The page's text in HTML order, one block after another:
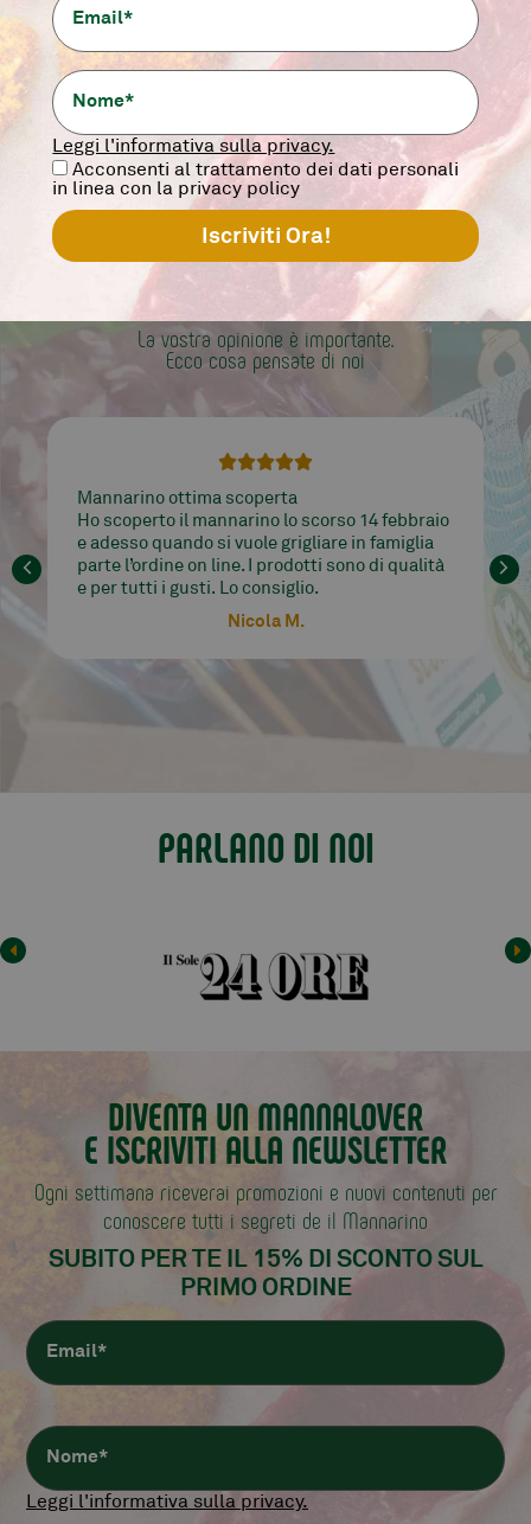
+ aggiungi
PAROLA
DI MANNALOVER
La vostra opinione è importante.
Ecco cosa pensate di noi

Mannarino lavora bene e tratta prodotti di
qualità, dalle carni ai tarallucci… è tutto
buonissimo a prezzi abbordabili. Io impazzisco
per le loro costate di Angus!!! Consegna e
comunicazione perfetti. Venditore altamente
PARLANO DI NOI
DIVENTA UN MANNALOVER
E ISCRIVITI ALLA NEWSLETTER
Ogni settimana riceverai promozioni e nuovi contenuti per
conoscere tutti i segreti de il Mannarino
SUBITO PER TE IL 15% DI SCONTOSUL
PRIMO ORDINE
Leggi l'informativa sulla privacy.
Leggi l'informativa sulla privacy.
Acconsenti al trattamento dei dati personali
in linea con la privacy policy